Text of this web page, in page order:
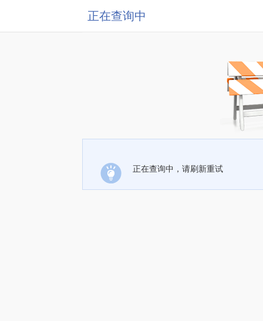
正在查询中
正在查询中，请刷新重试